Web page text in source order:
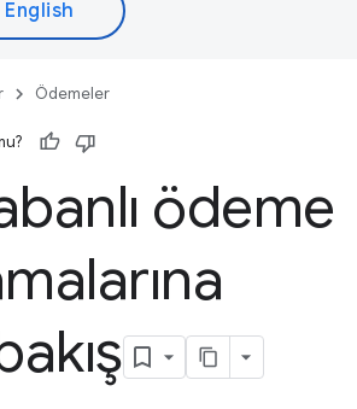
Ödemeler
ödeme